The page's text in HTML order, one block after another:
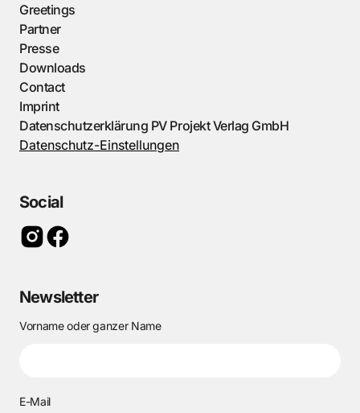
Greetings
Partner
Presse
Downloads
Contact
Imprint
Datenschutzerklärung PV Projekt Verlag GmbH
Datenschutz-Einstellungen
Social
Newsletter
Vorname oder ganzer Name
E-Mail